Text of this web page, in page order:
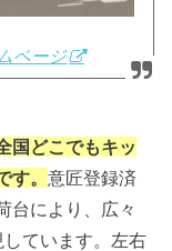
ページ
国どこでもキッ
す。意匠登録済
台により、広々
ています。左右